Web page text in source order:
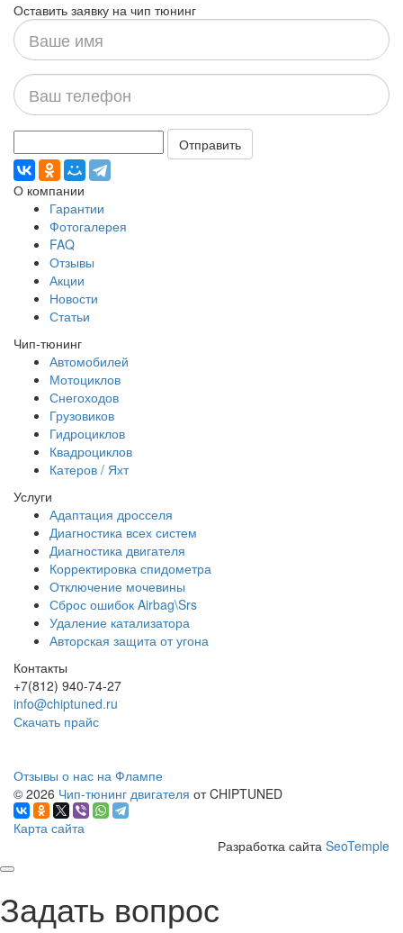
Оставить заявку на чип тюнинг
Ваше
имя
Ваш
телефон
Отправить
О компании
Гарантии
Фотогалерея
FAQ
Отзывы
Акции
Новости
Статьи
Чип-тюнинг
Автомобилей
Мотоциклов
Снегоходов
Грузовиков
Гидроциклов
Квадроциклов
Катеров / Яхт
Услуги
Адаптация дросселя
Диагностика всех систем
Диагностика двигателя
Корректировка спидометра
Отключение мочевины
Сброс ошибок Airbag\Srs
Удаление катализатора
Авторская защита от угона
Контакты
+7(812) 940-74-27
info@chiptuned.ru
Скачать прайс
Отзывы о нас на Флампе
© 2026 Чип-тюнинг двигателя от CHIPTUNED
Карта сайта
Разработка сайта SeoTemple
Задать вопрос